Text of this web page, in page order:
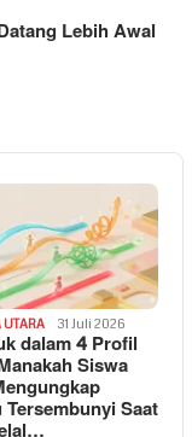
Lebih Awal
UTARA 31 Juli 2026
dalam 4 Profil
Siswa
Tersembunyi Saat